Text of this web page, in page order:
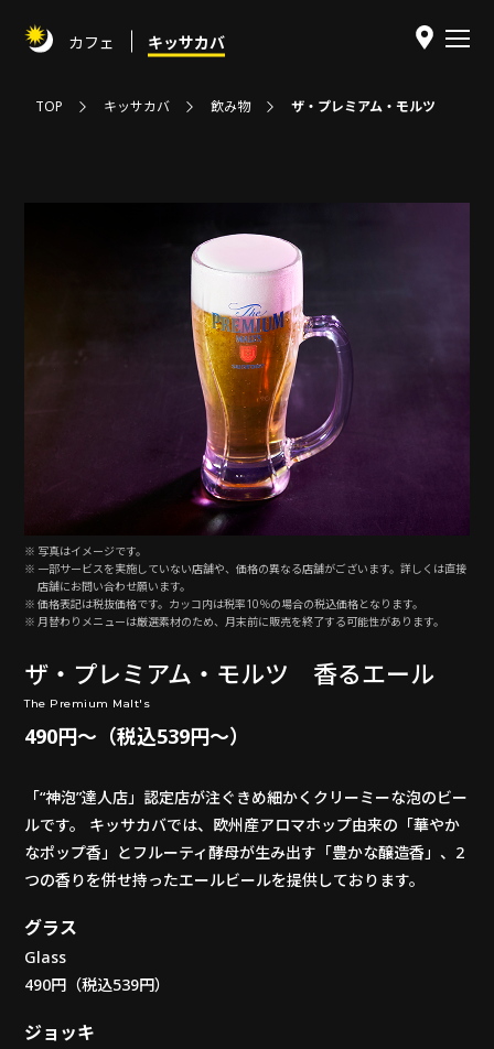
カフェ キッサカバ
TOP キッサカバ 飲み物 ザ・プレミアム・モルツ
写真はイメージです。
一部サービスを実施していない店舗や、価格の異なる店舗がございます。詳しくは直接
店舗にお問い合わせ願います。
価格表記は税抜価格です。カッコ内は税率10％の場合の税込価格となります。
月替わりメニューは厳選素材のため、月末前に販売を終了する可能性があります。
ザ・プレミアム・モルツ 香るエール
The Premium Malt's
490円～（税込539円～）
「“神泡”達人店」認定店が注ぐきめ細かくクリーミーな泡のビー
ルです。 キッサカバでは、欧州産アロマホップ由来の「華やか
なポップ香」とフルーティ酵母が生み出す「豊かな醸造香」、2
つの香りを併せ持ったエールビールを提供しております。
グラス
Glass
490円（税込539円）
ジョッキ